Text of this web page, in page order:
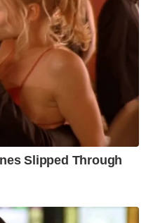
Slipped Through